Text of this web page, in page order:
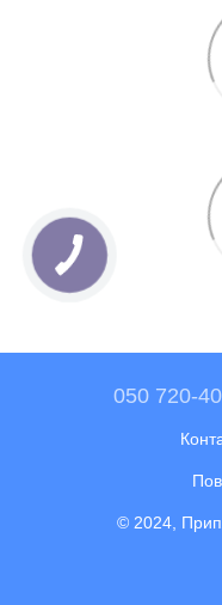
050 720-
© 2024,